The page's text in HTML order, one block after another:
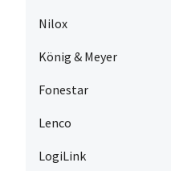
Nilox
König & Meyer
Fonestar
Lenco
LogiLink